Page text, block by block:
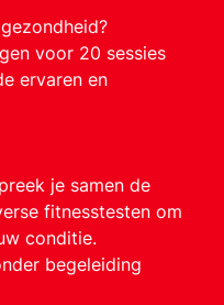
voor 20 sessies
ervaren en
je samen de
fitnesstesten om
conditie.
begeleiding